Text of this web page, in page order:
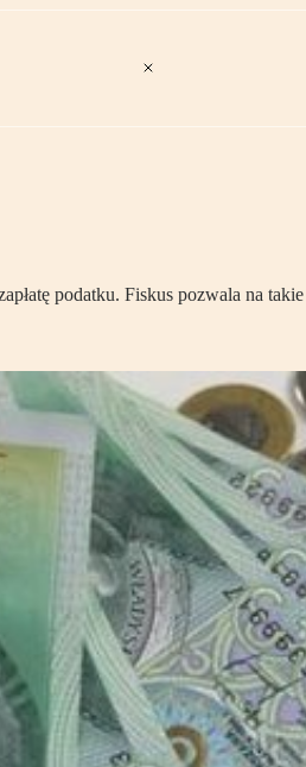
podatku. Fiskus pozwala na